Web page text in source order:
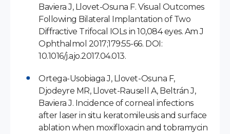
Baviera J, Llovet-Osuna F. Visual Outcomes
Following Bilateral Implantation of Two
Diffractive Trifocal IOLs in 10,084 eyes. Am J
Ophthalmol 2017;179:55-66. DOI:
10.1016/j.ajo.2017.04.013.
Ortega-Usobiaga J, Llovet-Osuna F,
Djodeyre MR, Llovet-Rausell A, Beltrán J,
Baviera J. Incidence of corneal infections
after laser in situ keratomileusis and surface
ablation when moxifloxacin and tobramycin